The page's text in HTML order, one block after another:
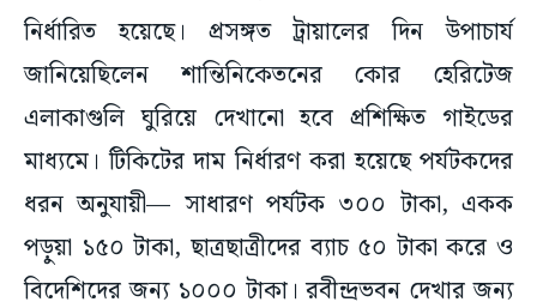
নির্ধারিত হয়েছে। প্রসঙ্গত ট্রায়ালের দিন উপাচার্য
জানিয়েছিলেন শান্তিনিকেতনের কোর হেরিটেজ
এলাকাগুলি ঘুরিয়ে দেখানো হবে প্রশিক্ষিত গাইডের
মাধ্যমে। টিকিটের দাম নির্ধারণ করা হয়েছে পর্যটকদের
ধরন অনুযায়ী— সাধারণ পর্যটক ৩০০ টাকা, একক
পড়ুয়া ১৫০ টাকা, ছাত্রছাত্রীদের ব্যাচ ৫০ টাকা করে ও
বিদেশিদের জন্য ১০০০ টাকা। রবীন্দ্রভবন দেখার জন্য